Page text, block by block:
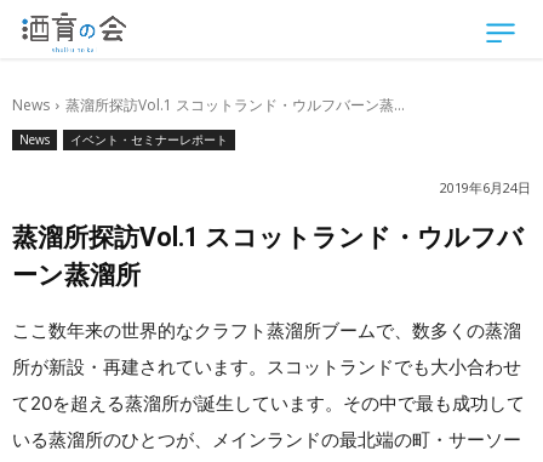
News 蒸溜所探訪Vol.1 スコットランド・ウルフバーン蒸...
News イベント・セミナーレポート
2019年6月24日
蒸溜所探訪Vol.1 スコットランド・ウルフバ
ーン蒸溜所
ここ数年来の世界的なクラフト蒸溜所ブームで、数多くの蒸溜
所が新設・再建されています。スコットランドでも大小合わせ
て20を超える蒸溜所が誕生しています。その中で最も成功して
いる蒸溜所のひとつが、メインランドの最北端の町・サーソー